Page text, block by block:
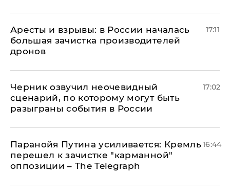
Аресты и взрывы: в России началась
большая зачистка производителей
дронов
17:11
Черник озвучил неочевидный
сценарий, по которому могут быть
разыграны события в России
17:02
Паранойя Путина усиливается: Кремль
перешел к зачистке "карманной"
оппозиции – The Telegraph
16:44